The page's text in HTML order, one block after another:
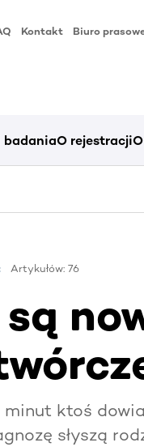
Kontakt Biuro
badaniaO rejestracji
Artykułów: 76
ktoś
słyszą